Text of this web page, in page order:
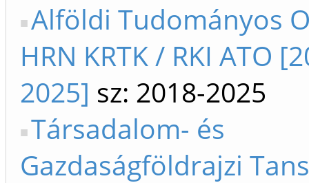
Alföldi Tudományos
HRN KRTK / RKI ATO
2025] sz: 2018-2025
Társadalom- és
Gazdaságföldrajzi